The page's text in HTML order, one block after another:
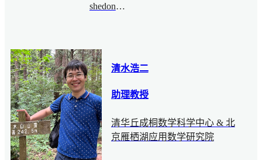
shedongming@bimsa.cn
清水浩二
助理教授
清华丘成桐数学科学中心 & 北
京雁栖湖应用数学研究院